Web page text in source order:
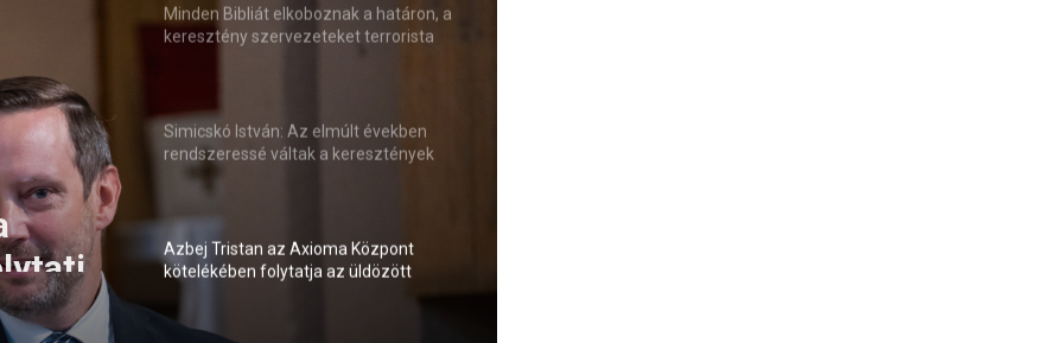
Minden Bibliát elkoboznak a határon, a
keresztény szervezeteket terrorista
Simicskó István: Az elmúlt években
rendszeressé váltak a keresztények
elleni agresszív megnyilvánulások
Azbej Tristan az Axioma Központ
kötelékében folytatja az üldözött